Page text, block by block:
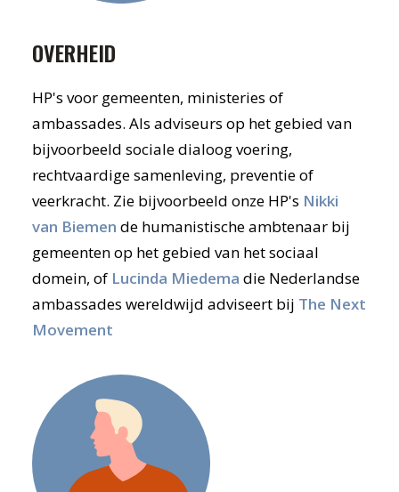
OVERHEID
HP's voor gemeenten, ministeries of
ambassades. Als adviseurs op het gebied van
bijvoorbeeld sociale dialoog voering,
rechtvaardige samenleving, preventie of
veerkracht. Zie bijvoorbeeld onze HP's Nikki
van Biemen de humanistische ambtenaar bij
gemeenten op het gebied van het sociaal
domein, of Lucinda Miedema die Nederlandse
ambassades wereldwijd adviseert bij The Next
Movement